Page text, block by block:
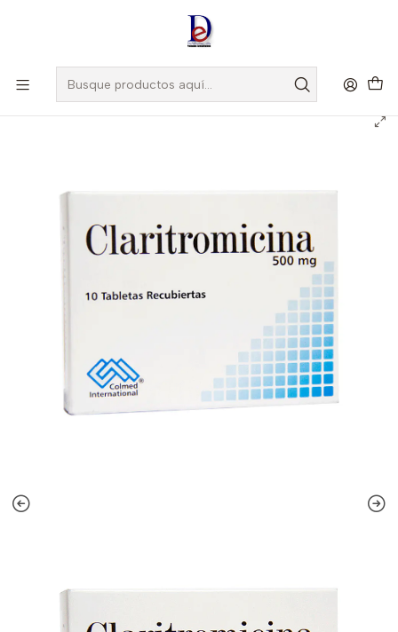
, Si eres nuevo regístrate
CLARITROMICINA 500 MG X 10 TAB --COLMED UBI 7-F